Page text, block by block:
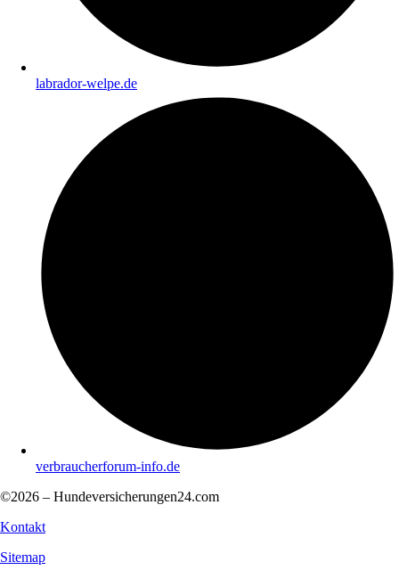
labrador-welpe.de
verbraucherforum-info.de
©2026 – Hundeversicherungen24.com
Kontakt
Sitemap